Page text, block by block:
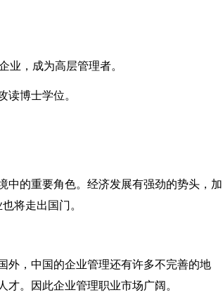
业，成为高层管理者。
读博士学位。
中的重要角色。经济发展有强劲的势头，加
将走出国门。
外，中国的企业管理还有许多不完善的地
。因此企业管理职业市场广阔。